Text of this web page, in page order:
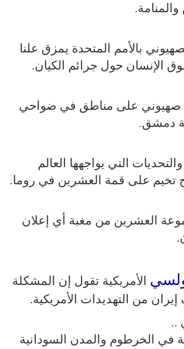
بالأمم المتحدة يمزق علنا
الإنسان حول جرائم الكيان.
صهيوني على مناطق في ضواحي
دمشق.
التي يواجهها العالم
تخيم على قمة العشرين في روما.
العشرين من مغبة أي إعلان
الأمريكية تقول إن المشكلة
من التهديدات الأمريكية.
..
في الخرطوم والمدن السودانية